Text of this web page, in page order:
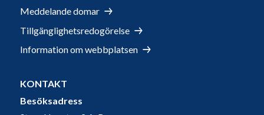
Meddelande domar
Tillgänglighetsredogörelse
Information om webbplatsen
KONTAKT
Besöksadress